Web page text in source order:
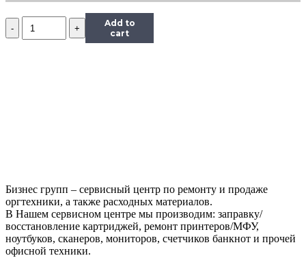
Количество
Блок
Add to
cart
Бизнес групп – сервисный центр по ремонту и продаже
оргтехники, а также расходных материалов.
В Нашем сервисном центре мы производим: заправку/
восстановление картриджей, ремонт принтеров/МФУ,
ноутбуков, сканеров, мониторов, счетчиков банкнот и прочей
офисной техники.